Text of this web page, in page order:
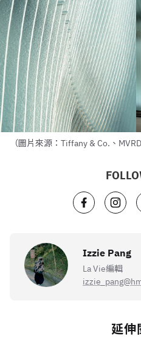
（圖片來源：Tiffany & Co.、
Izzie Pang
La Vie編輯
延伸